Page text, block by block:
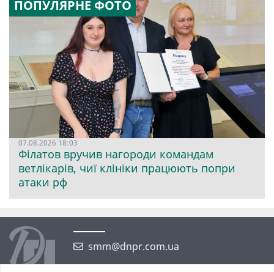
ПОПУЛЯРНЕ ФОТО
07.08.2026 18:03
Філатов вручив нагороди командам
ветлікарів, чиї клініки працюють попри
атаки рф
smm@dnpr.com.ua